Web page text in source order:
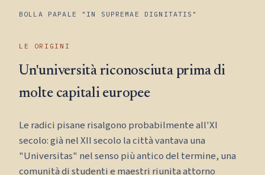
BOLLA PAPALE "IN SUPREMAE DIGNITATIS"
LE ORIGINI
Un'università riconosciuta prima di
molte capitali europee
Le radici pisane risalgono probabilmente all'XI
secolo: già nel XII secolo la città vantava una
"Universitas" nel senso più antico del termine, una
comunità di studenti e maestri riunita attorno